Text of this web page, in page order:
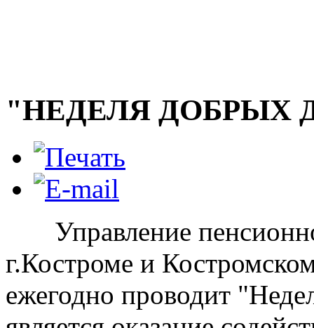
"НЕДЕЛЯ ДОБРЫХ
Управление
г.Костроме и
ежегодно проводит